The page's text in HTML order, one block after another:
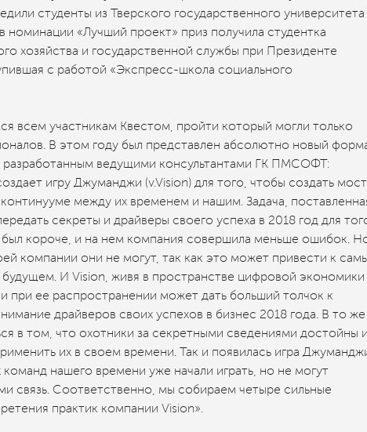
студенты из Тверского государственного университета
номинации «Лучший проект» приз получила студентка
хозяйства и государственной службы при Президенте
с работой «Экспресс-школа социального
всем участникам Квестом, пройти который могли только
В этом году был представлен абсолютно новый
разработанным ведущими консультантами ГК ПМСОФТ:
игру Джуманджи (v.Vision) для того, чтобы создать
между их временем и нашим. Задача,
секреты и драйверы своего успеха в 2018 год для
был короче, и на нем компания совершила меньше ошибок.
компании они не могут, так как это может привести к
И Vision, живя в пространстве цифровой экономики
при ее распространении может дать больший толчок к
драйверов своих успехов в бизнес 2018 года. В то же
в том, что охотники за секретными сведениями достойны
их в своем времени. Так и появилась игра
нашего времени уже начали играть, но не могут
связь. Соответственно, мы собираем четыре сильные
практик компании Vision».